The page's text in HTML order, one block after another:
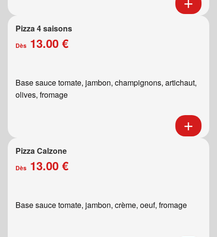
Pizza 4 saisons
Dès 13.00 €
Base sauce tomate, jambon, champignons, artichaut,
olives, fromage
Pizza Calzone
Dès 13.00 €
Base sauce tomate, jambon, crème, oeuf, fromage